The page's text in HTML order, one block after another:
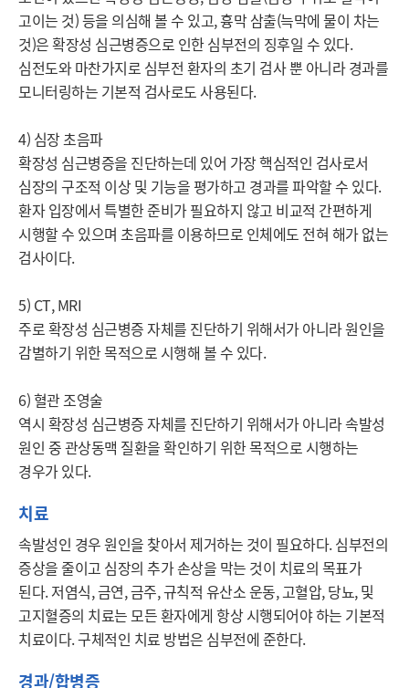
고이는 것) 등을 의심해 볼 수 있고, 흉막 삼출(늑막에 물이 차는
것)은 확장성 심근병증으로 인한 심부전의 징후일 수 있다.
심전도와 마찬가지로 심부전 환자의 초기 검사 뿐 아니라 경과를
모니터링하는 기본적 검사로도 사용된다.
4) 심장 초음파
확장성 심근병증을 진단하는데 있어 가장 핵심적인 검사로서
심장의 구조적 이상 및 기능을 평가하고 경과를 파악할 수 있다.
환자 입장에서 특별한 준비가 필요하지 않고 비교적 간편하게
시행할 수 있으며 초음파를 이용하므로 인체에도 전혀 해가 없는
검사이다.
5) CT, MRI
주로 확장성 심근병증 자체를 진단하기 위해서가 아니라 원인을
감별하기 위한 목적으로 시행해 볼 수 있다.
6) 혈관 조영술
역시 확장성 심근병증 자체를 진단하기 위해서가 아니라 속발성
원인 중 관상동맥 질환을 확인하기 위한 목적으로 시행하는
경우가 있다.
치료
속발성인 경우 원인을 찾아서 제거하는 것이 필요하다. 심부전의
증상을 줄이고 심장의 추가 손상을 막는 것이 치료의 목표가
된다. 저염식, 금연, 금주, 규칙적 유산소 운동, 고혈압, 당뇨, 및
고지혈증의 치료는 모든 환자에게 항상 시행되어야 하는 기본적
치료이다. 구체적인 치료 방법은 심부전에 준한다.
경과/합병증